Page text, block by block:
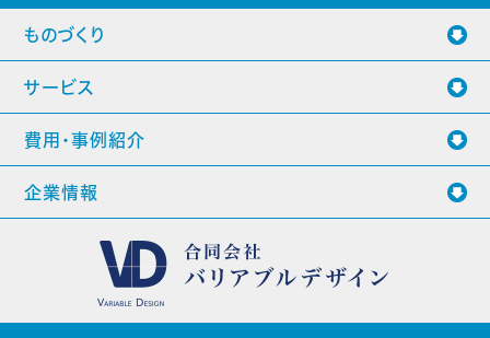
ものづくり
サービス
費用・事例紹介
企業情報